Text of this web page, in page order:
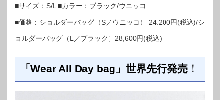
■サイズ：S/L ■カラー：ブラック/ウニッコ
■価格：ショルダーバッグ（S／ウニッコ） 24,200円(税込)/シ
ョルダーバッグ（L／ブラック）28,600円(税込)
「Wear All Day bag」世界先行発売！